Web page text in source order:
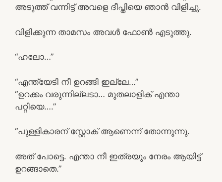
അടുത്ത് വന്നിട്ട് അവളെ ദീപ്തിയെ ഞാൻ വിളിച്ചു.
വിളിക്കുന്ന താമസം അവൾ ഫോൺ എടുത്തു.
“ഹലോ…”
“എന്ത്യേടി നീ ഉറങ്ങി ഇല്ലേ…”
“ഉറക്കം വരുന്നില്ലടാ… മുതലാളിക് എന്താ
പറ്റിയെ….”
“പുള്ളികാരന് സ്റ്റോക് ആണെന്ന് തോന്നുന്നു.
അത്‌ പോട്ടെ. എന്താ നീ ഇത്രയും നേരം ആയിട്ട്
ഉറങ്ങാതെ.”